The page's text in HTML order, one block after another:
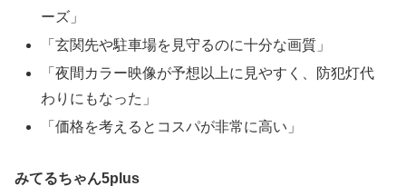
ーズ」
「玄関先や駐車場を見守るのに十分な画質」
「夜間カラー映像が予想以上に見やすく、防犯灯代
わりにもなった」
「価格を考えるとコスパが非常に高い」
みてるちゃん5plus